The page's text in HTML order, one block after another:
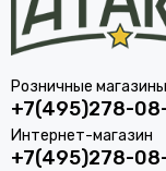
Розничные магазины
+7(495)278-
Интернет-магазин
+7(495)278-